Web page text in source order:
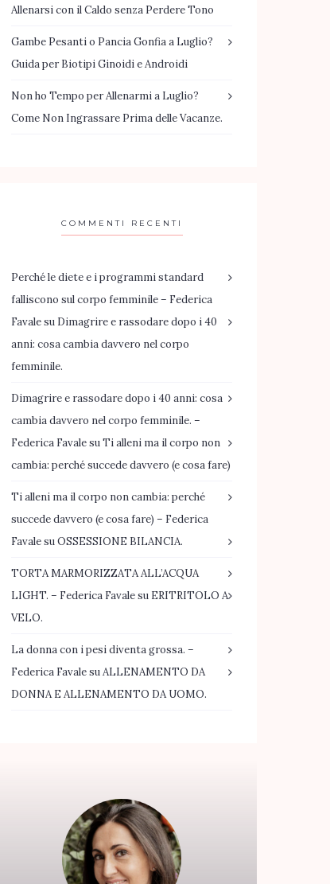
Allenarsi con il Caldo senza Perdere Tono
Gambe Pesanti o Pancia Gonfia a Luglio?
Guida per Biotipi Ginoidi e Androidi
Non ho Tempo per Allenarmi a Luglio?
Come Non Ingrassare Prima delle Vacanze.
COMMENTI RECENTI
Perché le diete e i programmi standard
falliscono sul corpo femminile – Federica
Favalesu Dimagrire e rassodare dopo i 40
anni: cosa cambia davvero nel corpo
femminile.
Dimagrire e rassodare dopo i 40 anni: cosa
cambia davvero nel corpo femminile. –
Federica FavalesuTi alleni ma il corpo non
cambia: perché succede davvero (e cosa fare)
Ti alleni ma il corpo non cambia: perché
succede davvero (e cosa fare) – Federica
FavalesuOSSESSIONE BILANCIA.
TORTA MARMORIZZATA ALL’ACQUA
LIGHT. – Federica Favalesu ERITRITOLO A
VELO.
La donna con i pesi diventa grossa. –
Federica FavalesuALLENAMENTO DA
DONNA E ALLENAMENTO DA UOMO.